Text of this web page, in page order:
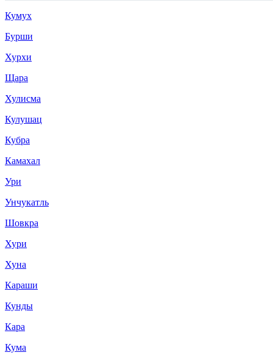
Кумух
Бурши
Хурхи
Щара
Хулисма
Кулушац
Кубра
Камахал
Ури
Унчукатль
Шовкра
Хури
Хуна
Караши
Кунды
Кара
Кума